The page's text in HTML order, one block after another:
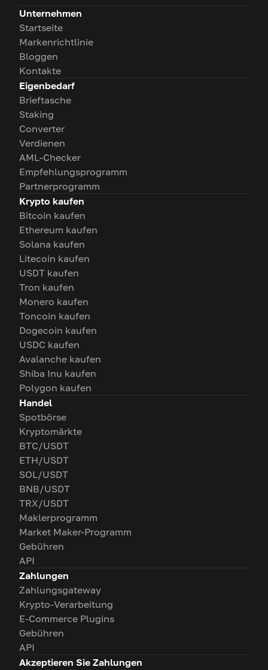
Unternehmen
Startseite
Markenrichtlinie
Bloggen
Kontakte
Eigenbedarf
Brieftasche
Staking
Converter
Verdienen
AML-Checker
Empfehlungsprogramm
Partnerprogramm
Krypto kaufen
Bitcoin kaufen
Ethereum kaufen
Solana kaufen
Litecoin kaufen
USDT kaufen
Tron kaufen
Monero kaufen
Toncoin kaufen
Dogecoin kaufen
USDC kaufen
Avalanche kaufen
Shiba Inu kaufen
Polygon kaufen
Handel
Spotbörse
Kryptomärkte
BTC/USDT
ETH/USDT
SOL/USDT
BNB/USDT
TRX/USDT
Maklerprogramm
Market Maker-Programm
Gebühren
API
Zahlungen
Zahlungsgateway
Krypto-Verarbeitung
E-Commerce Plugins
Gebühren
API
Akzeptieren Sie Zahlungen